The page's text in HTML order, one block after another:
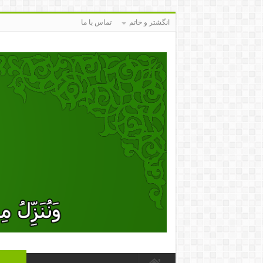
انگشتر و خاتم تماس با ما